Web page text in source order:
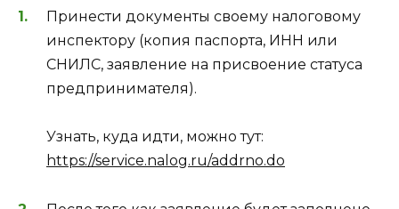
Принести документы своему налоговому
инспектору (копия паспорта, ИНН или
СНИЛС, заявление на присвоение статуса
предпринимателя).
Узнать, куда идти, можно тут:
https://service.nalog.ru/addrno.do